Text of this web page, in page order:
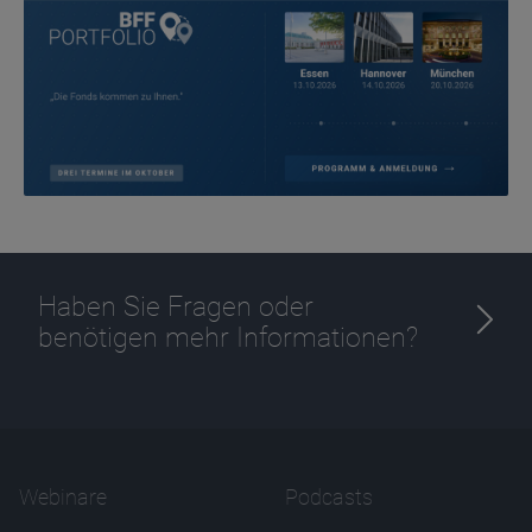
Haben Sie Fragen oder
benötigen mehr Informationen?
Webinare Podcasts